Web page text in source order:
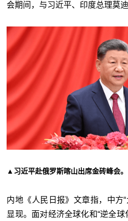
会期间，与习近平、印度总理莫
▲习近平赴俄罗斯喀山出席金砖峰会。
内地《人民日报》文章指，中方
显现。面对经济全球化和“逆全球